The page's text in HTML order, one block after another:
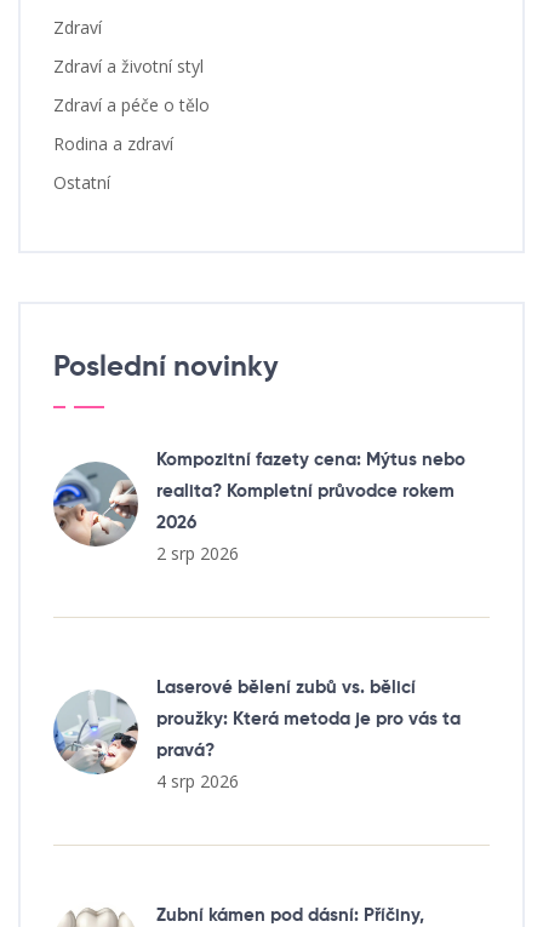
Zdraví
Zdraví a životní styl
Zdraví a péče o tělo
Rodina a zdraví
Ostatní
Poslední novinky
Kompozitní fazety cena: Mýtus nebo
realita? Kompletní průvodce rokem
2026
2 srp 2026
Laserové bělení zubů vs. bělicí
proužky: Která metoda je pro vás ta
pravá?
4 srp 2026
Zubní kámen pod dásní: Příčiny,